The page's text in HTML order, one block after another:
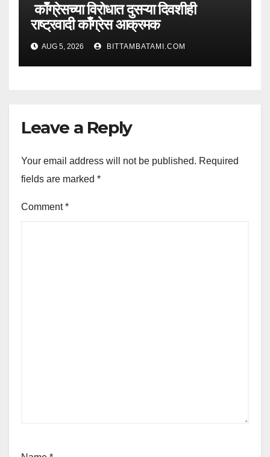
काँग्रेसच्या विरोधात दुसऱ्या दिवशीही
राष्ट्रवादी काँग्रेस आक्रमक
AUG 5, 2026 BITTAMBATAMI.COM
Leave a Reply
Your email address will not be published. Required
fields are marked *
Comment*